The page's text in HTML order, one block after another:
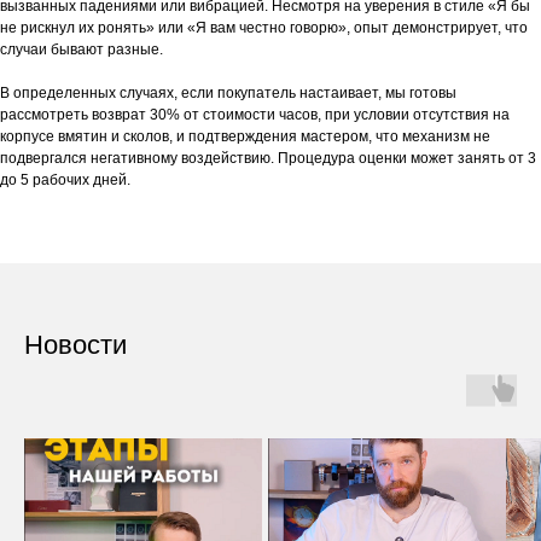
вызванных падениями или вибрацией. Несмотря на уверения в стиле «Я бы
не рискнул их ронять» или «Я вам честно говорю», опыт демонстрирует, что
случаи бывают разные.
В определенных случаях, если покупатель настаивает, мы готовы
рассмотреть возврат 30% от стоимости часов, при условии отсутствия на
корпусе вмятин и сколов, и подтверждения мастером, что механизм не
подвергался негативному воздействию. Процедура оценки может занять от 3
до 5 рабочих дней.
Новости